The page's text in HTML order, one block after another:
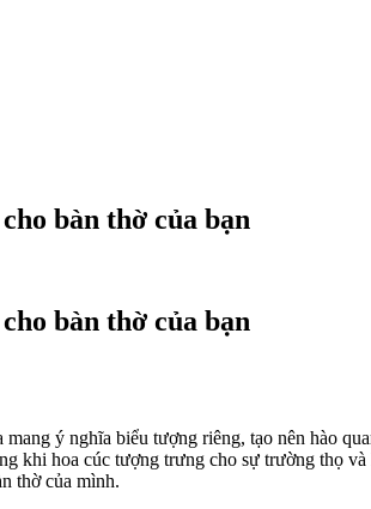
bàn thờ của bạn
bàn thờ của bạn
ý nghĩa biểu tượng riêng, tạo nên hào
khi hoa cúc tượng trưng cho sự trường thọ
thờ của mình.